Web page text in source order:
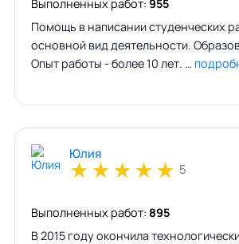
Выполненных работ: 955
Помощь в написании студенческих
основной вид деятельности.
Опыт работы - более 10 лет. …
Юлия
★★★★★ 5
Выполненных работ: 895
В 2015 году окончила